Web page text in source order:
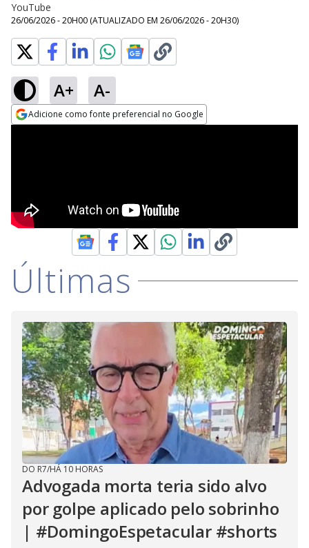
YouTube
26/06/2026 - 20H00 (ATUALIZADO EM 26/06/2026 - 20H30)
A+ A-
Adicione como fonte preferencial no Google
Últimas
DO R7/HÁ 10 HORAS
Advogada morta teria sido alvo
por golpe aplicado pelo sobrinho
| #DomingoEspetacular #shorts